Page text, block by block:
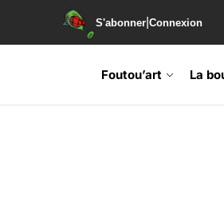
S'abonner Connexion
Foutou’art La